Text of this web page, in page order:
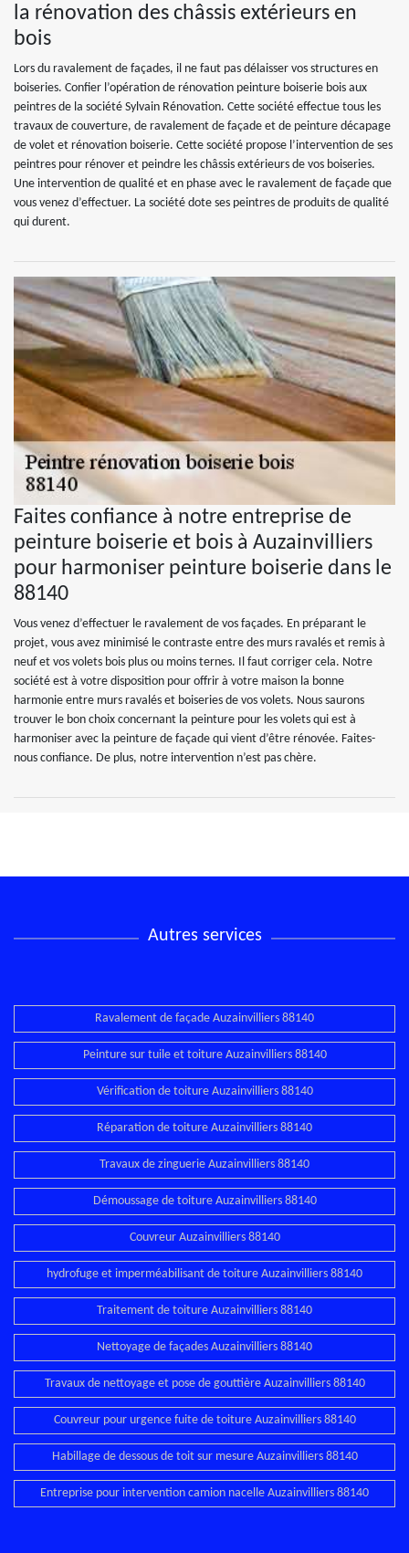
la rénovation des châssis extérieurs en
bois
Lors du ravalement de façades, il ne faut pas délaisser vos structures en
boiseries. Confier l’opération de rénovation peinture boiserie bois aux
peintres de la société Sylvain Rénovation. Cette société effectue tous les
travaux de couverture, de ravalement de façade et de peinture décapage
de volet et rénovation boiserie. Cette société propose l’intervention de ses
peintres pour rénover et peindre les châssis extérieurs de vos boiseries.
Une intervention de qualité et en phase avec le ravalement de façade que
vous venez d’effectuer. La société dote ses peintres de produits de qualité
qui durent.
Faites confiance à notre entreprise de
peinture boiserie et bois à Auzainvilliers
pour harmoniser peinture boiserie dans le
88140
Vous venez d’effectuer le ravalement de vos façades. En préparant le
projet, vous avez minimisé le contraste entre des murs ravalés et remis à
neuf et vos volets bois plus ou moins ternes. Il faut corriger cela. Notre
société est à votre disposition pour offrir à votre maison la bonne
harmonie entre murs ravalés et boiseries de vos volets. Nous saurons
trouver le bon choix concernant la peinture pour les volets qui est à
harmoniser avec la peinture de façade qui vient d’être rénovée. Faites-
nous confiance. De plus, notre intervention n’est pas chère.
Autres services
Ravalement de façade Auzainvilliers 88140
Peinture sur tuile et toiture Auzainvilliers 88140
Vérification de toiture Auzainvilliers 88140
Réparation de toiture Auzainvilliers 88140
Travaux de zinguerie Auzainvilliers 88140
Démoussage de toiture Auzainvilliers 88140
Couvreur Auzainvilliers 88140
hydrofuge et imperméabilisant de toiture Auzainvilliers 88140
Traitement de toiture Auzainvilliers 88140
Nettoyage de façades Auzainvilliers 88140
Travaux de nettoyage et pose de gouttière Auzainvilliers 88140
Couvreur pour urgence fuite de toiture Auzainvilliers 88140
Habillage de dessous de toit sur mesure Auzainvilliers 88140
Entreprise pour intervention camion nacelle Auzainvilliers 88140